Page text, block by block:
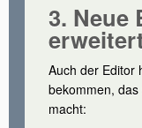
3. Neue
Auch der Editor
bekommen,
macht: